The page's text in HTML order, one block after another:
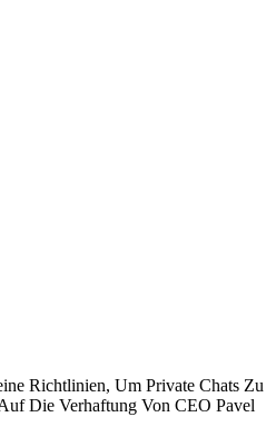
Richtlinien, Um Private Chats Zu
Die Verhaftung Von CEO Pavel